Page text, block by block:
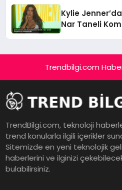
Kylie
Nar Taneli
Trendbilgi.com
TrendBilgi.com, teknoloji
trend konularla ilgili içerikler
Sitemizde en yeni teknolojik
haberlerini ve ilginizi
bulabilirsiniz.